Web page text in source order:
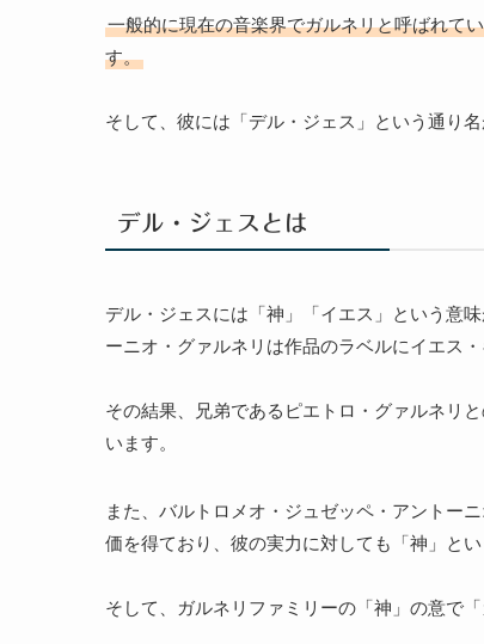
一般的に現在の音楽界でガルネリと呼ばれて
す。
そして、彼には「デル・ジェス」という通り名
デル・ジェスとは
デル・ジェスには「神」「イエス」という意
ーニオ・グァルネリは作品のラベルにイエス
その結果、兄弟であるピエトロ・グァルネリ
います。
また、バルトロメオ・ジュゼッペ・アントー
価を得ており、彼の実力に対しても「神」と
そして、ガルネリファミリーの「神」の意で